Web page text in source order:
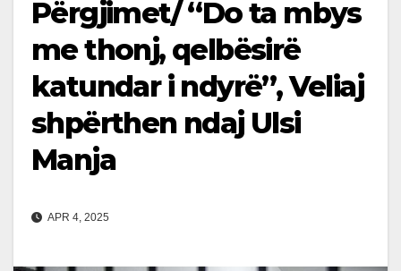
Përgjimet/ “Do ta mbys
me thonj, qelbësirë
katundar i ndyrë”, Veliaj
shpërthen ndaj Ulsi
Manja
APR 4, 2025